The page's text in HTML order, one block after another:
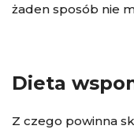
żaden sposób nie
Dieta
Z czego powinna